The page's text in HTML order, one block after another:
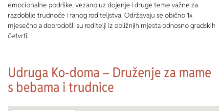
emocionalne podrške, vezano uz dojenje i druge teme važne za
razdoblje trudnoće i ranog roditeljstva. Održavaju se obično 1x
mjesečno a dobrodošli su roditelji iz obližnjih mjesta odnosno gradskih
četvrti.
Udruga Ko-doma – Druženje za mame
s bebama i trudnice